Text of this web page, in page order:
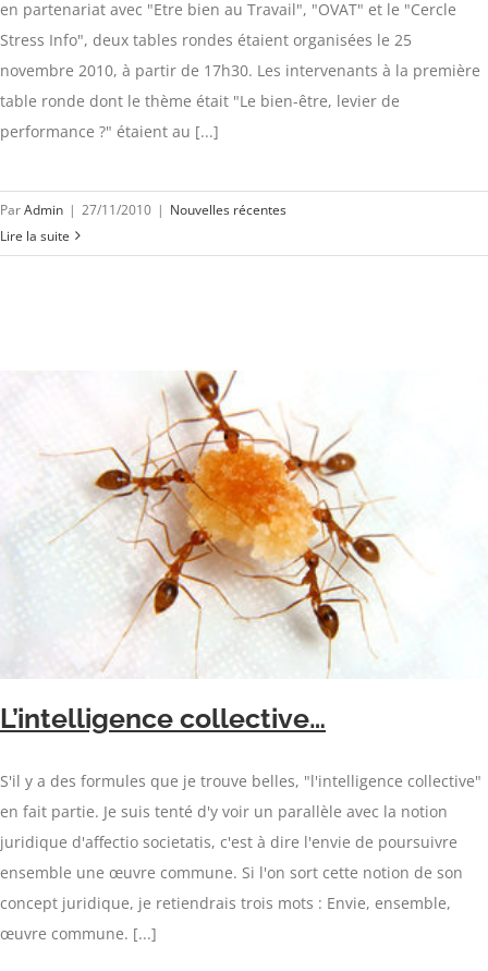
en partenariat avec "Etre bien au Travail", "OVAT" et le "Cercle
Stress Info", deux tables rondes étaient organisées le 25
novembre 2010, à partir de 17h30. Les intervenants à la première
table ronde dont le thème était "Le bien-être, levier de
performance ?" étaient au [...]
ParAdmin | 27/11/2010 | Nouvelles récentes
Lire la suite
L’intelligence collective…
S'il y a des formules que je trouve belles, "l'intelligence collective"
en fait partie. Je suis tenté d'y voir un parallèle avec la notion
juridique d'affectio societatis, c'est à dire l'envie de poursuivre
ensemble une œuvre commune. Si l'on sort cette notion de son
concept juridique, je retiendrais trois mots : Envie, ensemble,
œuvre commune. [...]